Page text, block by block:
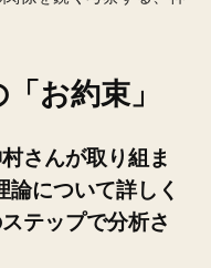
お約束」
さんが取り組ま
について詳しく
テップで分析さ